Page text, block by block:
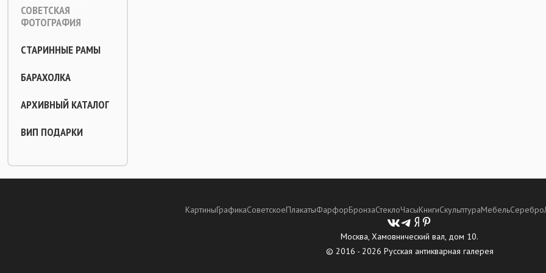
СОВЕТСКАЯ
ФОТОГРАФИЯ
СТАРИННЫЕ РАМЫ
БАРАХОЛКА
АРХИВНЫЙ КАТАЛОГ
ВИП ПОДАРКИ
КартиныГрафикаСоветскоеПлакатыФарфорБронзаСтеклоЧасыКнигиСкульптураМебельСеребро
Москва, Хамовнический вал, дом 10.
© 2016 - 2026 Русская антикварная галерея